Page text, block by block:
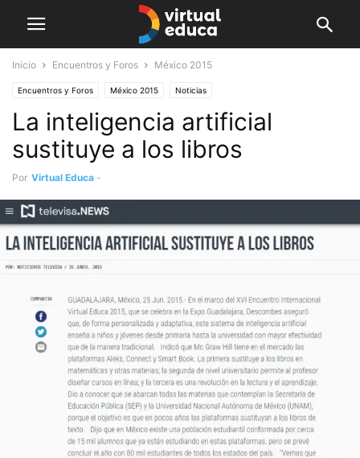
Inicio Encuentros y Foros México 2015
Encuentros y Foros México 2015 Noticias
La inteligencia artificial
sustituye a los libros
Por Virtual Educa -